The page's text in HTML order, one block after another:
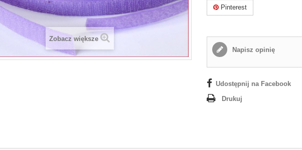
Zobacz większe
Pinterest
Napisz opinię
Udostępnij na Facebook
Drukuj